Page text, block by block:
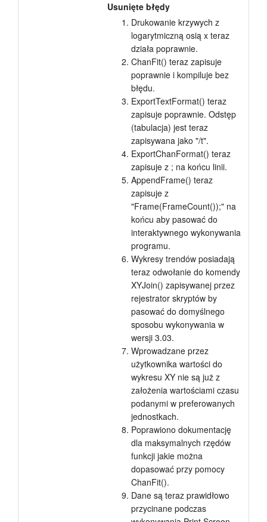
Usunięte błędy
Drukowanie krzywych z
logarytmiczną osią x teraz
działa poprawnie.
ChanFit() teraz zapisuje
poprawnie i kompiluje bez
błędu.
ExportTextFormat() teraz
zapisuje poprawnie. Odstęp
(tabulacja) jest teraz
zapisywana jako "/t".
ExportChanFormat() teraz
zapisuje z ; na końcu linii.
AppendFrame() teraz
zapisuje z
"Frame(FrameCount());" na
końcu aby pasować do
interaktywnego wykonywania
programu.
Wykresy trendów posiadają
teraz odwołanie do komendy
XYJoin() zapisywanej przez
rejestrator skryptów by
pasować do domyślnego
sposobu wykonywania w
wersji 3.03.
Wprowadzane przez
użytkownika wartości do
wykresu XY nie są już z
założenia wartościami czasu
podanymi w preferowanych
jednostkach.
Poprawiono dokumentację
dla maksymalnych rzędów
funkcji jakie można
dopasować przy pomocy
ChanFit().
Dane są teraz prawidłowo
przycinane podczas